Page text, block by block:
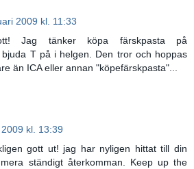
2009 kl. 11:33
Jag tänker köpa färskpasta på
bjuda T på i helgen. Den tror och hoppas
än ICA eller annan "köpefärskpasta"...
kl. 13:39
gott ut! jag har nyligen hittat till din
ständigt återkomman. Keep up the